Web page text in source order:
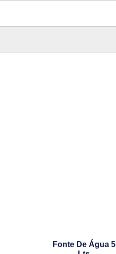
Fonte De Água 5